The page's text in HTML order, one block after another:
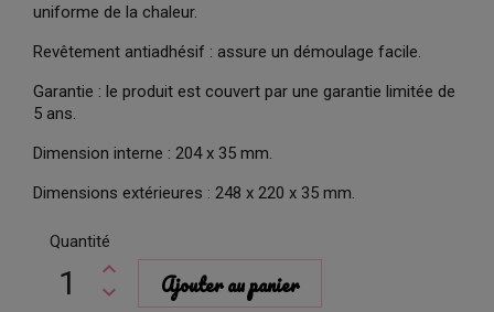
uniforme de la chaleur.
Revêtement antiadhésif : assure un démoulage facile.
Garantie : le produit est couvert par une garantie limitée de
5 ans.
Dimension interne : 204 x 35 mm.
Dimensions extérieures : 248 x 220 x 35 mm.
Quantité
Ajouter au panier